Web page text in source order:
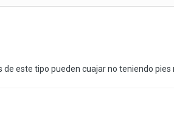
de este tipo pueden cuajar no teniendo pies